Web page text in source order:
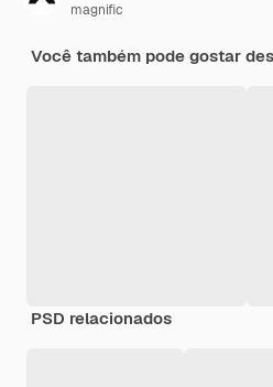
magnific
Você também pode gostar
PSD relacionados